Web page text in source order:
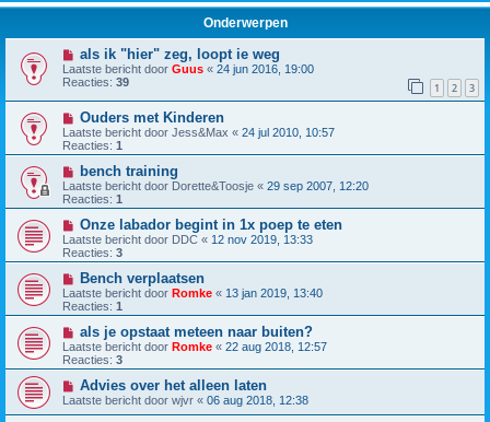
Onderwerpen
als ik "hier" zeg, loopt ie weg
Laatste bericht door Guus « 24 jun 2016, 19:00
Reacties: 39 1 2 3
Ouders met Kinderen
Laatste bericht door Jess&Max « 24 jul 2010, 10:57
Reacties: 1
bench training
Laatste bericht door Dorette&Toosje « 29 sep 2007, 12:20
Reacties: 1
Onze labador begint in 1x poep te eten
Laatste bericht door DDC « 12 nov 2019, 13:33
Reacties: 3
Bench verplaatsen
Laatste bericht door Romke « 13 jan 2019, 13:40
Reacties: 1
als je opstaat meteen naar buiten?
Laatste bericht door Romke « 22 aug 2018, 12:57
Reacties: 3
Advies over het alleen laten
Laatste bericht door wjvr « 06 aug 2018, 12:38